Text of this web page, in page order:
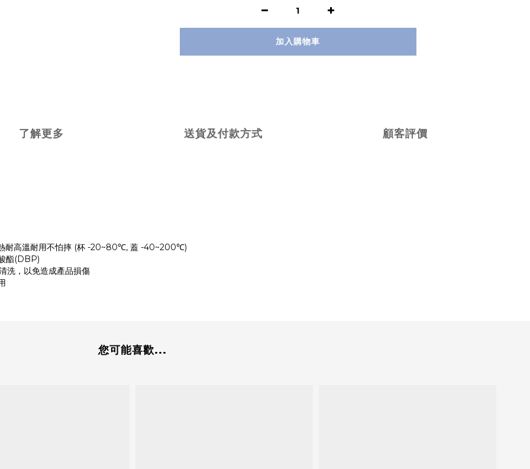
加入購物車
了解更多 送貨及付款方式 顧客評價
耐高溫耐用不怕摔 (杯 -20~80℃, 蓋 -40~200℃)
酯(DBP)
洗，以免造成產品損傷
您可能喜歡...